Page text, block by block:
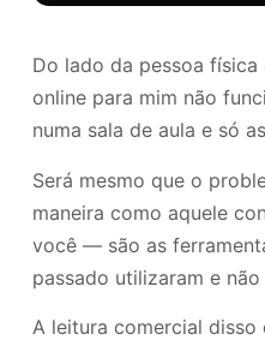
Do lado da pessoa física
online para mim não
numa sala de aula e só
Será mesmo que o
maneira como aquele
você — são as
passado utilizaram e
A leitura comercial disso